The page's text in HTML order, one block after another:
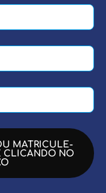
MATRICULE-
CLICANDO NO